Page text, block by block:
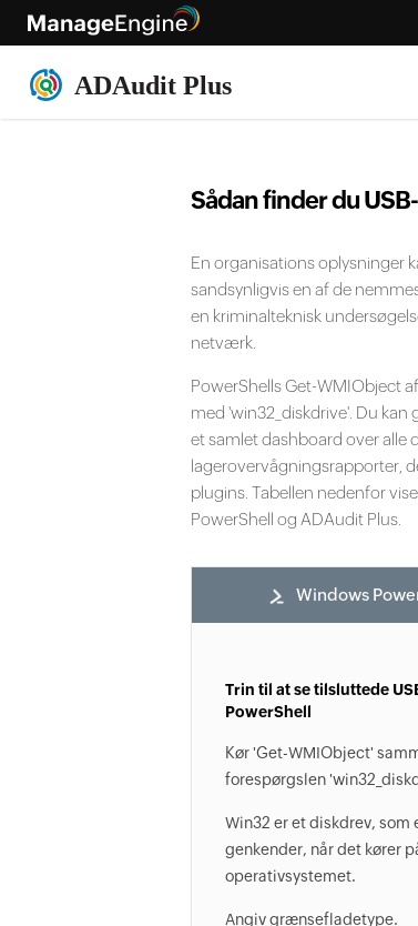
Sådan finder du
En organisations oplysninger
sandsynligvis en af ​​de
en kriminalteknisk
netværk.
PowerShells Get-WMIObject
med 'win32_diskdrive'. Du
et samlet dashboard over alle
lagerovervågningsrapporter,
plugins. Tabellen nedenfor
PowerShell og ADAudit Plus.
Windows
Trin til at se tilsluttede
PowerShell
Kør 'Get-WMIObject'
forespørgslen
Win32 er et diskdrev, som
genkender, når det kører
operativsystemet.
Angiv grænsefladetype.